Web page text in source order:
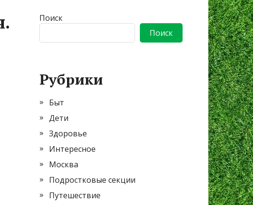
Поиск
Поиск
Рубрики
Быт
Дети
Здоровье
Интересное
Москва
Подростковые секции
Путешествие